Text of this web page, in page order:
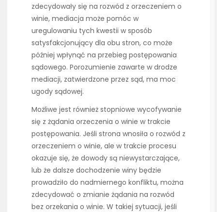
zdecydowały się na rozwód z orzeczeniem o
winie, mediacja może pomóc w
uregulowaniu tych kwestii w sposób
satysfakcjonujący dla obu stron, co może
później wpłynąć na przebieg postępowania
sądowego. Porozumienie zawarte w drodze
mediacji, zatwierdzone przez sąd, ma moc
ugody sądowej.
Możliwe jest również stopniowe wycofywanie
się z żądania orzeczenia o winie w trakcie
postępowania. Jeśli strona wnosiła o rozwód z
orzeczeniem o winie, ale w trakcie procesu
okazuje się, że dowody są niewystarczające,
lub że dalsze dochodzenie winy będzie
prowadziło do nadmiernego konfliktu, można
zdecydować o zmianie żądania na rozwód
bez orzekania o winie. W takiej sytuacji, jeśli